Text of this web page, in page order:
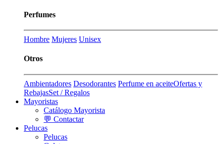
Perfumes
Hombre Mujeres Unisex
Otros
Ambientadores Desodorantes Perfume en aceiteOfertas y
RebajasSet / Regalos
Mayoristas
Catálogo Mayorista
💬 Contactar
Pelucas
Pelucas